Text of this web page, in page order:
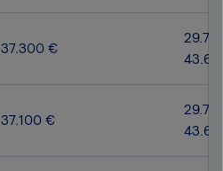
37.300 €
37.100 €